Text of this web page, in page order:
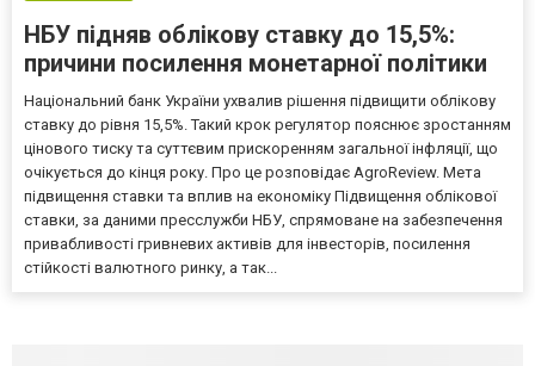
НБУ підняв облікову ставку до 15,5%:
причини посилення монетарної політики
Національний банк України ухвалив рішення підвищити облікову
ставку до рівня 15,5%. Такий крок регулятор пояснює зростанням
цінового тиску та суттєвим прискоренням загальної інфляції, що
очікується до кінця року. Про це розповідає AgroReview. Мета
підвищення ставки та вплив на економіку Підвищення облікової
ставки, за даними пресслужби НБУ, спрямоване на забезпечення
привабливості гривневих активів для інвесторів, посилення
стійкості валютного ринку, а так...